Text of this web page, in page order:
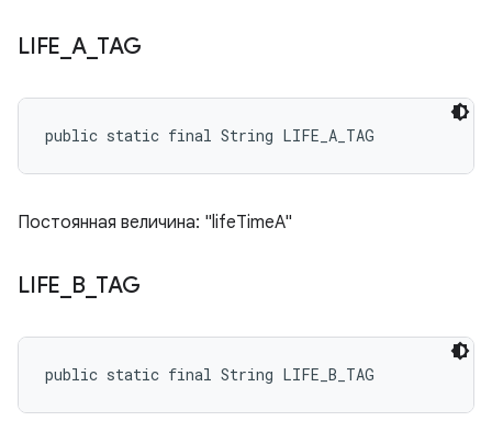
LIFE A_ TAG
public static final String LIFE_A_TAG
Постоянная величина: "lifeTimeA"
LIFE B_ TAG
public static final String LIFE_B_TAG